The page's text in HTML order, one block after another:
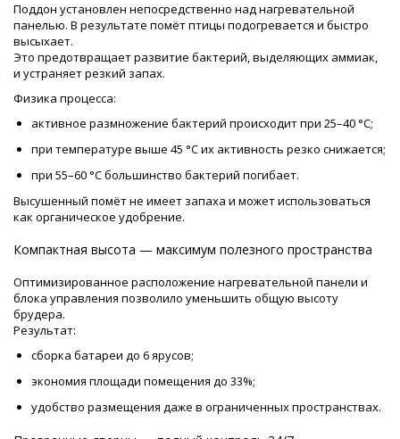
Поддон установлен непосредственно над нагревательной
панелью. В результате помёт птицы подогревается и быстро
высыхает.
Это предотвращает развитие бактерий, выделяющих аммиак,
и устраняет резкий запах.
Физика процесса:
активное размножение бактерий происходит при 25–40 °C;
при температуре выше 45 °C их активность резко снижается;
при 55–60 °C большинство бактерий погибает.
Высушенный помёт не имеет запаха и может использоваться
как органическое удобрение.
Компактная высота — максимум полезного пространства
Оптимизированное расположение нагревательной панели и
блока управления позволило уменьшить общую высоту
брудера.
Результат:
сборка батареи до 6 ярусов;
экономия площади помещения до 33%;
удобство размещения даже в ограниченных пространствах.